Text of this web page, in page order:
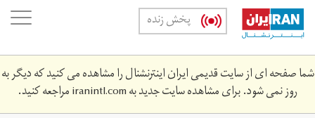
Skip
main
content
پخش زنده
شما صفحه ای از سایت قدیمی ایران اینترنشنال را مشاهده می کنید که دیگر به
روز نمی شود. برای مشاهده سایت جدید بهiranintl.comمراجعه کنید.